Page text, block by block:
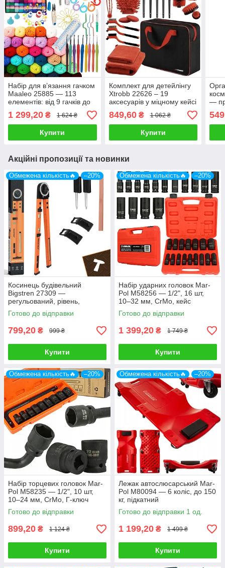
Набір для в’язання гачком
Maaleo 25885 — 113
елементів: від 9 гачків до
40 мотків пряжі
1 299,20 ₴ 1 624 ₴
Купити
Комплект для детейлінгу
Xtrobb 22626 – 19
аксесуарів у міцному кейсі
849,60₴ 1 062 ₴
Купити
—
Акційні пропозиції та новинки
Обмежена кількість🔥 –20%
Косинець будівельний
Bigstren 27309 —
регульований, рівень,
олівець, столярний
Готово до відправки
799,20 ₴ 999 ₴
Купити
Обмежена кількість🔥 –20%
Набір ударних головок Mar-
Pol M58256 — 1/2", 16 шт,
10–32 мм, CrMo, кейс
Готово до відправки
1 399,20 ₴ 1 749 ₴
Купити
Обмежена кількість🔥 –20%
Набір торцевих головок Mar-
Pol M58235 — 1/2", 10 шт,
10–24 мм, CrMo, Г-ключ
Готово до відправки
899,20 ₴ 1 124 ₴
Купити
Обмежена кількість🔥 –20%
Лежак автослюсарський Mar-
Pol M80094 — 6 коліс, до 150
кг, підкатний
Готово до відправки 1 од.
1 199,20 ₴ 1 499 ₴
Купити